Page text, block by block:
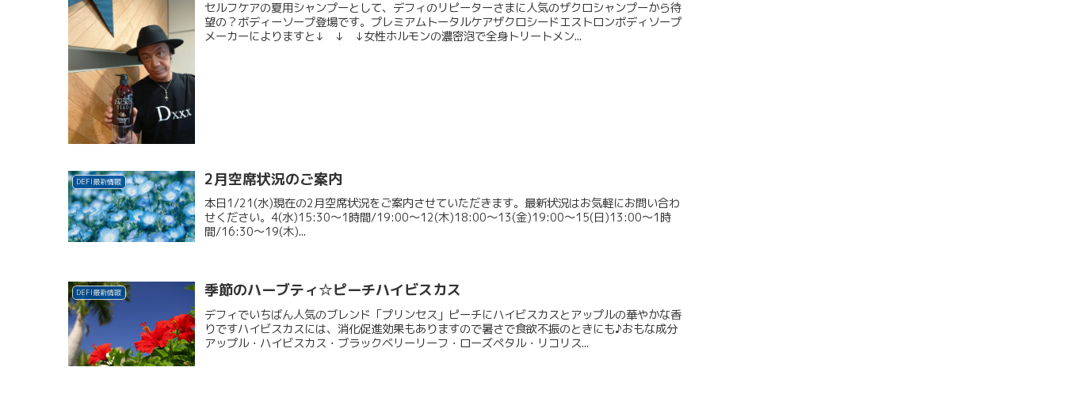
セルフケアの夏用シャンプーとして、デフィのリピーターさまに人気のザクロシャンプーから待
望の？ボディーソープ登場です。プレミアムトータルケアザクロシードエストロンボディソープ
メーカーによりますと↓ ↓ ↓女性ホルモンの濃密泡で全身トリートメン...
DEFI最新情報 2月空席状況のご案内
本日1/21(水)現在の2月空席状況をご案内させていただきます。最新状況はお気軽にお問い合わ
せください。4(水)15:30～1時間/19:00～12(木)18:00～13(金)19:00～15(日)13:00～1時
間/16:30～19(木)...
DEFI最新情報 季節のハーブティ☆ピーチハイビスカス
デフィでいちばん人気のブレンド「プリンセス」ピーチにハイビスカスとアップルの華やかな香
りですハイビスカスには、消化促進効果もありますので暑さで食欲不振のときにも♪おもな成分
アップル・ハイビスカス・ブラックベリーリーフ・ローズペタル・リコリス...